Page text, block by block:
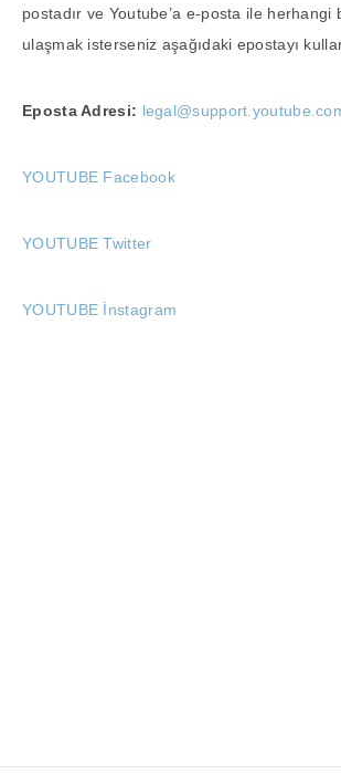
postadır ve Youtube’a e-posta ile herhangi
ulaşmak isterseniz aşağıdaki epostayı
Eposta Adresi:
YOUTUBE Facebook
YOUTUBE Twitter
YOUTUBE İnstagram